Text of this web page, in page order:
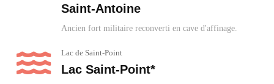
Saint-Antoine
Ancien fort militaire reconverti en cave d'affinage.
Lac de Saint-Point
Lac Saint-Point*